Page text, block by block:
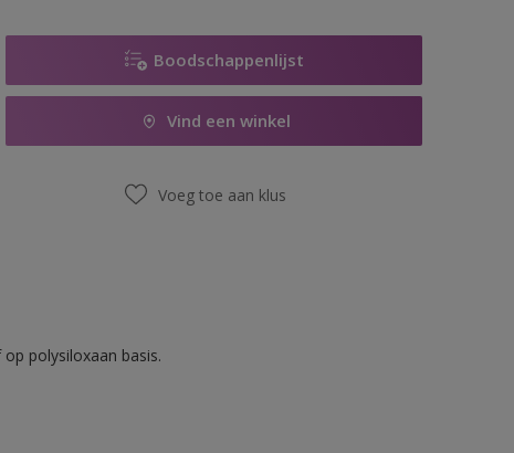
Boodschappenlijst
Vind een winkel
Voeg toe aan klus
polysiloxaan basis.